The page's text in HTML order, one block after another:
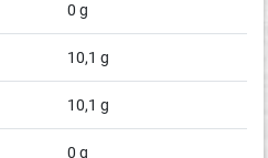
0 g
10,1 g
10,1 g
0 g